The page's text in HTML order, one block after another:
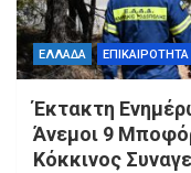
ΕΛΛΑΔΑ ΕΠΙΚΑΙΡΟΤΗΤΑ
Έκτακτη
Άνεμοι 9
Κόκκινος